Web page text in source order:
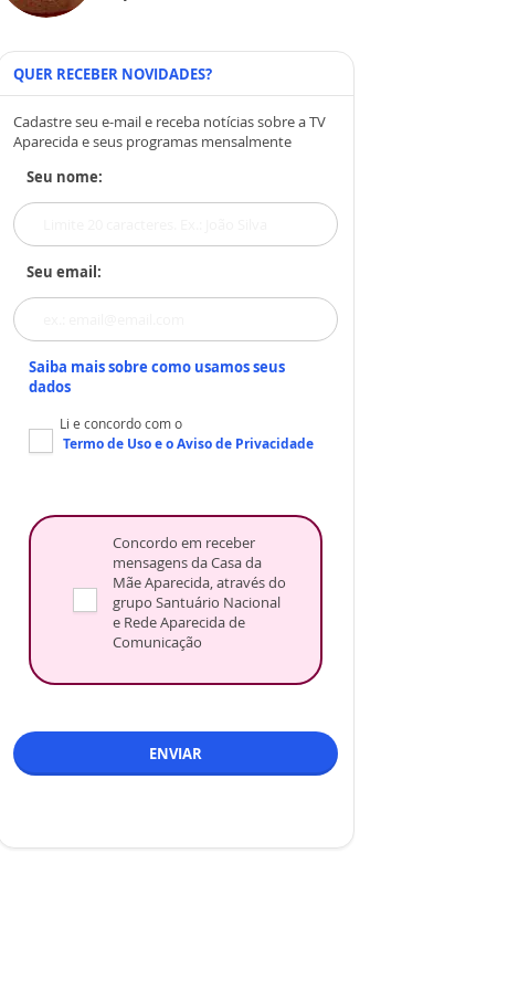
QUER RECEBER NOVIDADES?
Cadastre seu e-mail e receba notícias sobre a TV
Aparecida e seus programas mensalmente
Seu nome:
Seu email:
Saiba mais sobre como usamos seus
dados
Li e concordo com o
Termo de Usoe oAviso de Privacidade
Concordo em receber
mensagens da Casa da
Mãe Aparecida, através do
grupo Santuário Nacional
e Rede Aparecida de
Comunicação
ENVIAR